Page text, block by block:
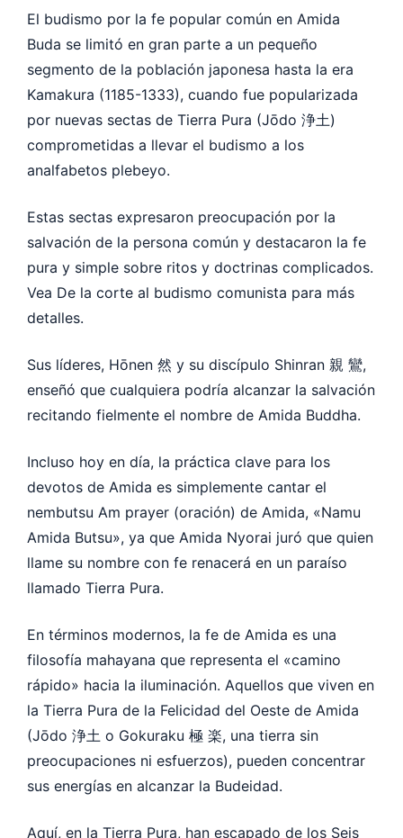
El budismo por la fe popular común en Amida
Buda se limitó en gran parte a un pequeño
segmento de la población japonesa hasta la era
Kamakura (1185-1333), cuando fue popularizada
por nuevas sectas de Tierra Pura (Jōdo 浄土)
comprometidas a llevar el budismo a los
analfabetos plebeyo.
Estas sectas expresaron preocupación por la
salvación de la persona común y destacaron la fe
pura y simple sobre ritos y doctrinas complicados.
Vea De la corte al budismo comunista para más
detalles.
Sus líderes, Hōnen 然 y su discípulo Shinran 親 鸞,
enseñó que cualquiera podría alcanzar la salvación
recitando fielmente el nombre de Amida Buddha.
Incluso hoy en día, la práctica clave para los
devotos de Amida es simplemente cantar el
nembutsu Am prayer (oración) de Amida, «Namu
Amida Butsu», ya que Amida Nyorai juró que quien
llame su nombre con fe renacerá en un paraíso
llamado Tierra Pura.
En términos modernos, la fe de Amida es una
filosofía mahayana que representa el «camino
rápido» hacia la iluminación. Aquellos que viven en
la Tierra Pura de la Felicidad del Oeste de Amida
(Jōdo 浄土 o Gokuraku 極 楽, una tierra sin
preocupaciones ni esfuerzos), pueden concentrar
sus energías en alcanzar la Budeidad.
Aquí, en la Tierra Pura, han escapado de los Seis